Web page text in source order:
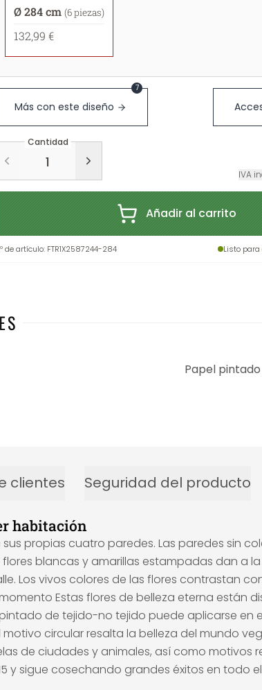
Ø 284 cm (6 piezas)
132,99 €
Más con este diseño
7
Cantidad
IVA
Añadir al carrito
de artículo: FTR1X2587244-284 Listo
Papel
clientes Seguridad del producto
habitación
propias cuatro paredes. Las paredes sin
blancas y amarillas estampadas dan a
Los vivos colores de las flores contrastan
Estas flores de belleza eterna están
de tejido-no tejido puede aplicarse en
circular resalta la belleza del mundo
de ciudades y animales, así como motivos
y sigue cosechando grandes éxitos en todo